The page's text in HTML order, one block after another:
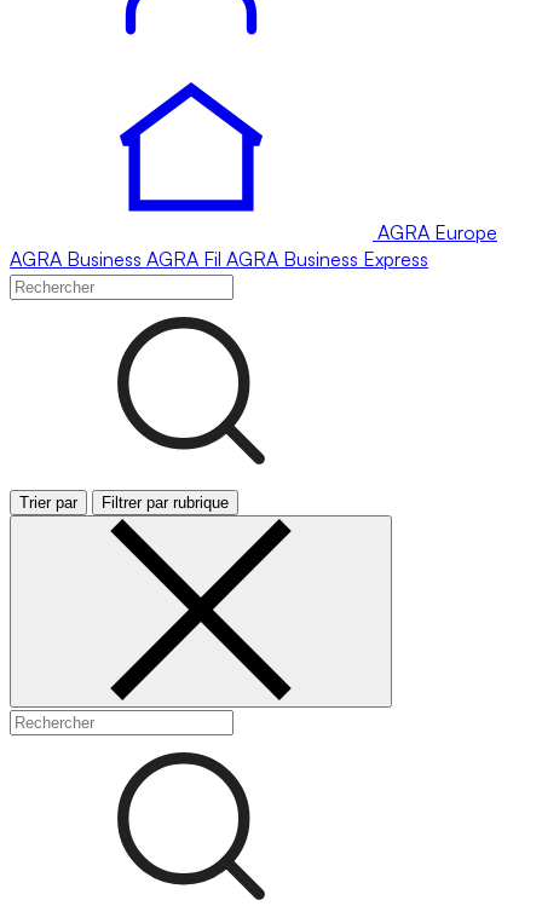
AGRA Europe
AGRA Business AGRA Fil AGRA Business Express
Trier par Filtrer par rubrique